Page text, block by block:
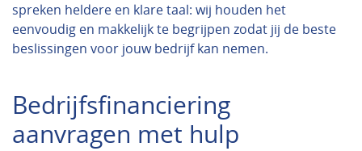
spreken heldere en klare taal: wij houden het
eenvoudig en makkelijk te begrijpen zodat jij de beste
beslissingen voor jouw bedrijf kan nemen.
Bedrijfsfinanciering
aanvragen met hulp